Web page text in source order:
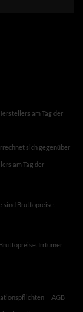
am Tag der
sich gegenüber
am Tag der
sind Bruttopreise.
Irrtümer
AGB